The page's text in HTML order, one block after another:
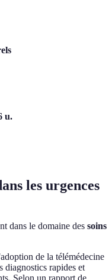
u.
les urgences
dans le domaine des soins
de la télémédecine
diagnostics rapides et